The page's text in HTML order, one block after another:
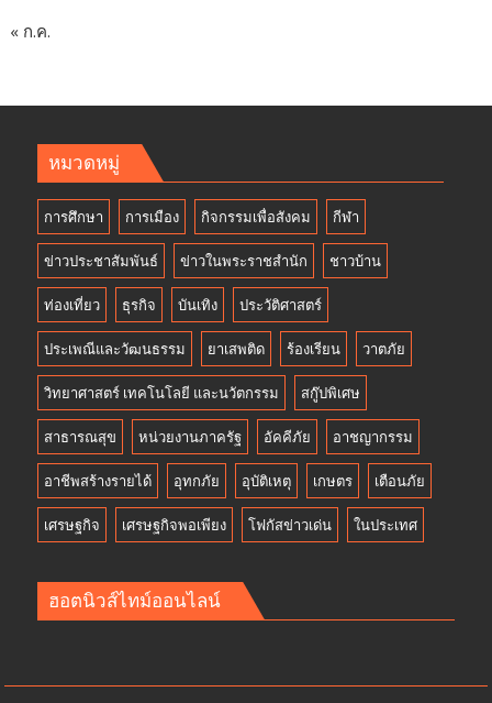
« ก.ค.
หมวดหมู่
การศึกษา การเมือง กิจกรรมเพื่อสังคม กีฬา
ข่าวประชาสัมพันธ์ ข่าวในพระราชสำนัก ชาวบ้าน
ท่องเที่ยว ธุรกิจ บันเทิง ประวัติศาสตร์
ประเพณีและวัฒนธรรม ยาเสพติด ร้องเรียน วาตภัย
วิทยาศาสตร์ เทคโนโลยี และนวัตกรรม สกู๊ปพิเศษ
สาธารณสุข หน่วยงานภาครัฐ อัคคีภัย อาชญากรรม
อาชีพสร้างรายได้ อุทกภัย อุบัติเหตุ เกษตร เตือนภัย
เศรษฐกิจ เศรษฐกิจพอเพียง โฟกัสข่าวเด่น ในประเทศ
ฮอตนิวส์ไทม์ออนไลน์